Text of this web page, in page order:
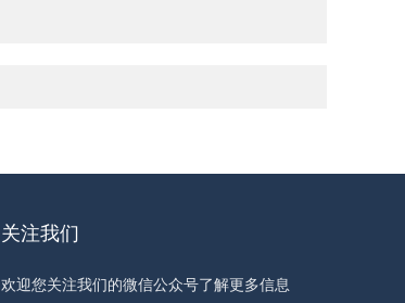
关注我们
欢迎您关注我们的微信公众号了解更多信息